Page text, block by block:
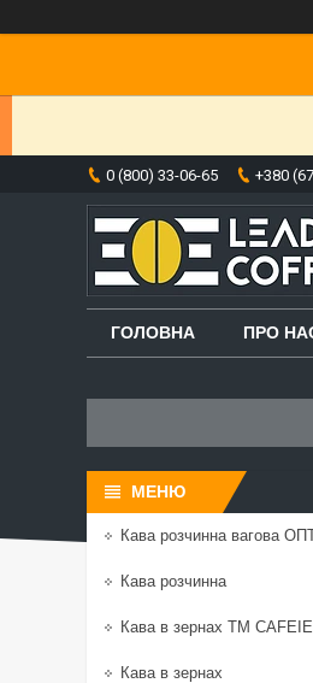
0 (800) 33-06-65 +380
ГОЛОВНА ПРО
Кава розчинна вагова
Кава розчинна
Кава в зернах TM
Кава в зернах